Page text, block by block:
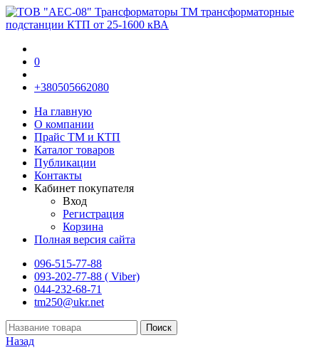
0
+380505662080
На главную
О компании
Прайс TM и КТП
Каталог товаров
Публикации
Контакты
Кабинет покупателя
Вход
Регистрация
Корзина
Полная версия сайта
096-515-77-88
093-202-77-88 ( Viber)
044-232-68-71
tm250@ukr.net
Назад